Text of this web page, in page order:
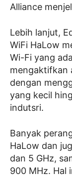
Alliance
Lebih lanjut,
WiFi HaLow
Wi-Fi yang
mengaktifkan
dengan
yang kecil
indutsri.
Banyak
HaLow dan
dan 5 GHz,
900 MHz. Hal